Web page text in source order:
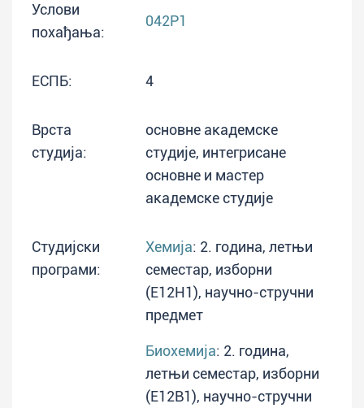
Услови
похађања:
042P1
ЕСПБ: 4
Врста
студија:
основне академске
студије, интегрисане
основне и мастер
академске студије
Студијски
програми:
Хемија: 2. година, летњи
семестар, изборни
(E12H1), научно-стручни
предмет
Биохемија: 2. година,
летњи семестар, изборни
(E12B1), научно-стручни